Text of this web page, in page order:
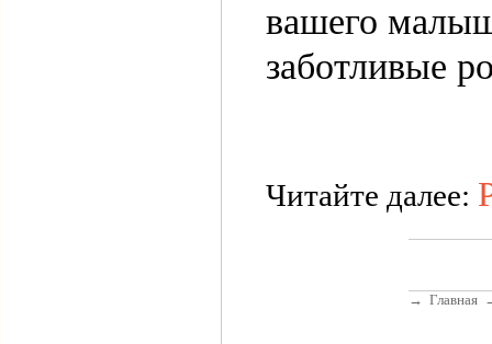
вашего
заботливые
Читайте далее:
→ Главная